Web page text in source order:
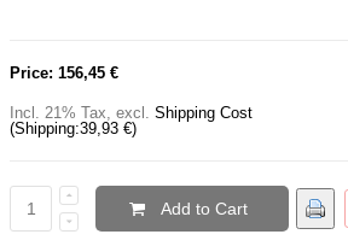
Price: 156,45 €
Incl. 21% Tax,excl.Shipping Cost
(Shipping:39,93 €)
Add to Cart